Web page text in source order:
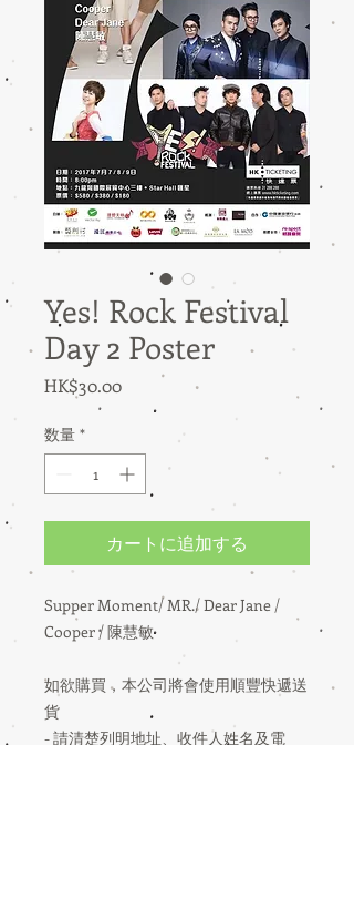
Yes! Rock Festival
Day 2 Poster
HK$30.00価
数量 *
カートに追加する
Supper Moment/ MR./ Dear Jane /
Cooper / 陳慧敏
如欲購買，本公司將會使用順豐快遞送
貨
- 請清楚列明地址、收件人姓名及電